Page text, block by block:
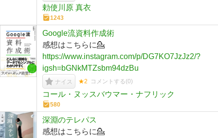
勅使川原 真衣
1243
Google流資料作成術
感想はこちらに💁
https://www.instagram.com/p/DG7KO7JzJz2/?
igsh=bGNkMTZsbm94dzBu
ナイス ★2 コメントする(0)
コール・ヌッスバウマー・ナフリック
580
深淵のテレパス
感想はこちらに💁